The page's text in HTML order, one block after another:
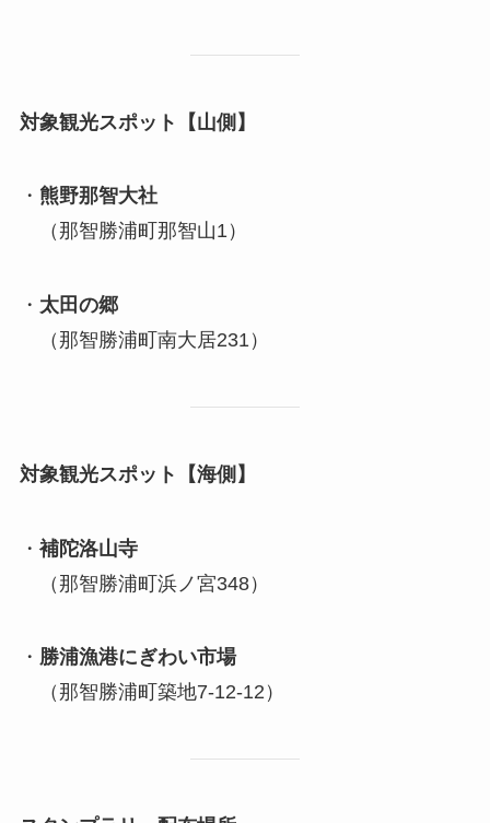
対象観光スポット【山側】
・ 熊野那智大社
（那智勝浦町那智山1）
・ 太田の郷
（那智勝浦町南大居231）
対象観光スポット【海側】
・ 補陀洛山寺
（那智勝浦町浜ノ宮348）
・ 勝浦漁港にぎわい市場
（那智勝浦町築地7-12-12）